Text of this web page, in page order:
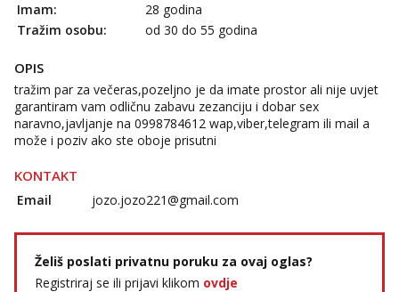
Imam:
28 godina
Tražim osobu:
od 30 do 55 godina
OPIS
tražim par za večeras,pozeljno je da imate prostor ali nije uvjet
garantiram vam odličnu zabavu zezanciju i dobar sex
naravno,javljanje na 0998784612 wap,viber,telegram ili mail a
može i poziv ako ste oboje prisutni
KONTAKT
Email jozo.jozo221@gmail.com
Želiš poslati privatnu poruku za ovaj oglas?
Registriraj se ili prijavi klikom ovdje